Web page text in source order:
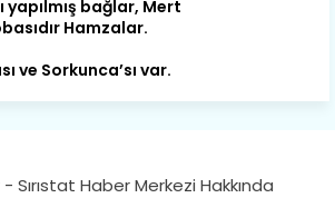
ve Sorkunca’sı var.
Aydınlık, Tarih
olmuş Sarıoğlan.
Sırıstat Haber Merkezi Hakkında